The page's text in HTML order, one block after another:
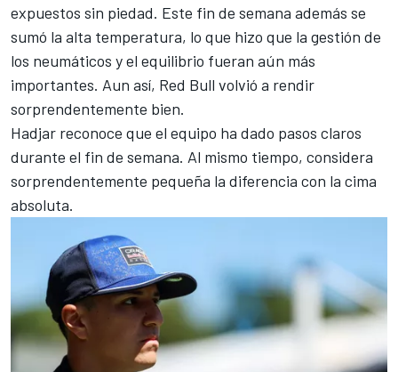
expuestos sin piedad. Este fin de semana además se
sumó la alta temperatura, lo que hizo que la gestión de
los neumáticos y el equilibrio fueran aún más
importantes. Aun así, Red Bull volvió a rendir
sorprendentemente bien.
Hadjar reconoce que el equipo ha dado pasos claros
durante el fin de semana. Al mismo tiempo, considera
sorprendentemente pequeña la diferencia con la cima
absoluta.